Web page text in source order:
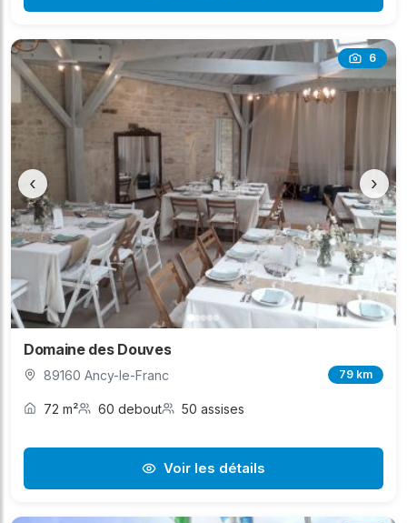
6
‹ ›
Domaine des Douves
89160 Ancy-le-Franc 79 km
72 m² 60 debout 50 assises
Voir les détails